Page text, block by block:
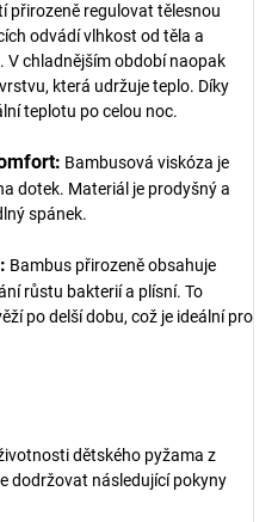
přirozeně regulovat tělesnou
odvádí vlhkost od těla a
V chladnějším období naopak
která udržuje teplo. Díky
teplotu po celou noc.
Bambusová viskóza je
dotek. Materiál je prodyšný a
spánek.
Bambus přirozeně obsahuje
růstu bakterií a plísní. To
po delší dobu, což je ideální pro
dětského pyžama z
dodržovat následující pokyny